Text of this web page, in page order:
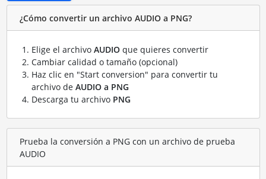
¿Cómo convertir un archivo AUDIO a PNG?
Elige el archivo AUDIOque quieres convertir
Cambiar calidad o tamaño (opcional)
Haz clic en "Start conversion" para convertir tu
archivo de AUDIO a PNG
Descarga tu archivo PNG
Prueba la conversión a PNG con un archivo de prueba
AUDIO